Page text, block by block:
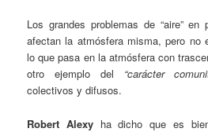
Los grandes problemas de “aire” en
afectan la atmósfera misma, pero no
lo que pasa en la atmósfera con
otro ejemplo del “carácter
colectivos y difusos.
Robert Alexy ha dicho que es